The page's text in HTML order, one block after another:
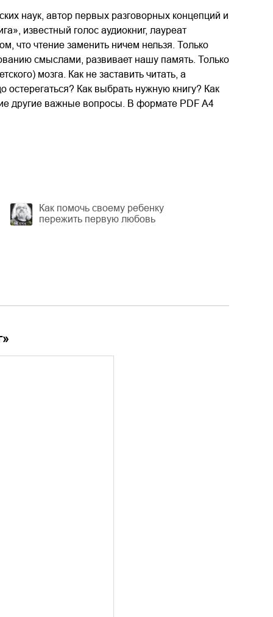
наук, автор первых разговорных концепций и
известный голос аудиокниг, лауреат
что чтение заменить ничем нельзя. Только
смыслами, развивает нашу память. Только
мозга. Как не заставить читать, а
Как выбрать нужную книгу? Как
другие важные вопросы. В формате PDF A4
Как помочь своему ребенку
пережить первую любовь
»